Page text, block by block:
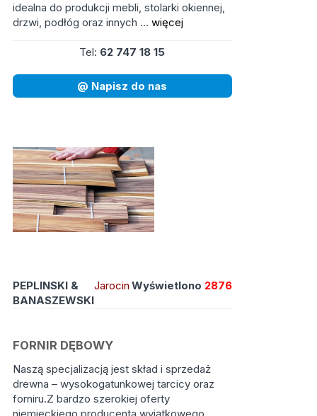
idealna do produkcji mebli, stolarki okiennej,
drzwi, podłóg oraz innych ... więcej
Tel: 62 747 18 15
@ Napisz do nas
PEPLINSKI &
BANASZEWSKI
Jarocin Wyświetlono 2876
FORNIR DĘBOWY
Naszą specjalizacją jest skład i sprzedaż
drewna – wysokogatunkowej tarcicy oraz
forniru.Z bardzo szerokiej oferty